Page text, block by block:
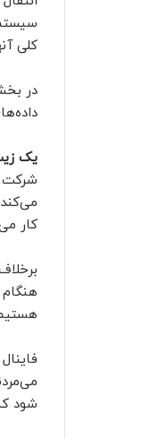
کلی
در
یک
شرکت
کار
شود که